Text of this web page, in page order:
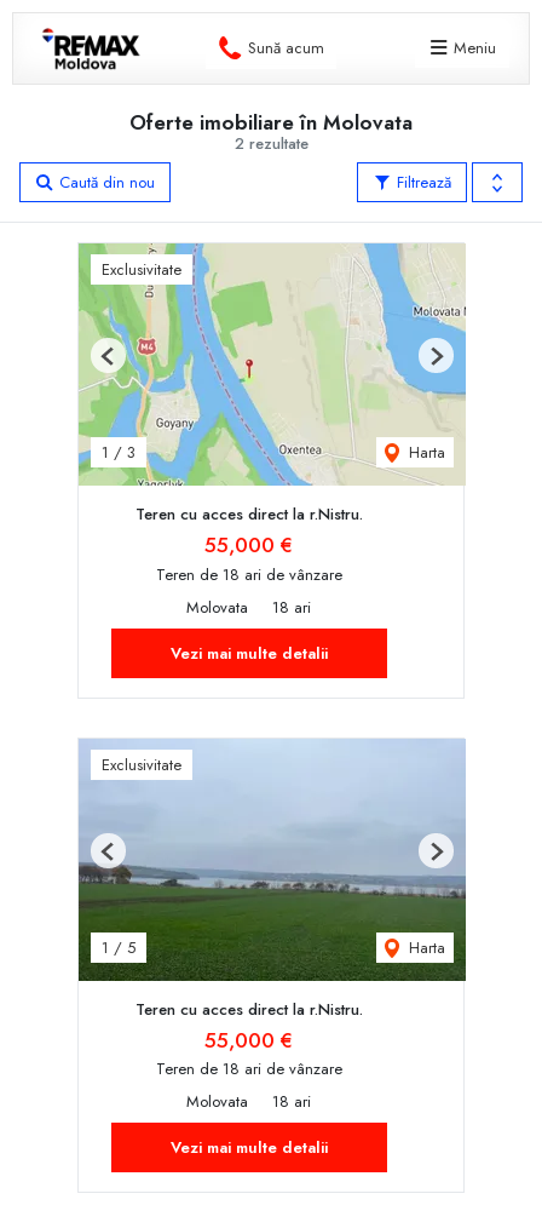
Sună acum Meniu
2 rezultate
Oferte imobiliare în Molovata
Filtrează
Caută din nou
Exclusivitate
1 / 3 Harta
Previous Next
Teren cu acces direct la r.Nistru.
55,000 €
Teren de 18 ari de vânzare
Molovata
18 ari
Vezi mai multe detalii
Exclusivitate
1 / 5 Harta
Previous Next
Teren cu acces direct la r.Nistru.
55,000 €
Teren de 18 ari de vânzare
Molovata
18 ari
Vezi mai multe detalii